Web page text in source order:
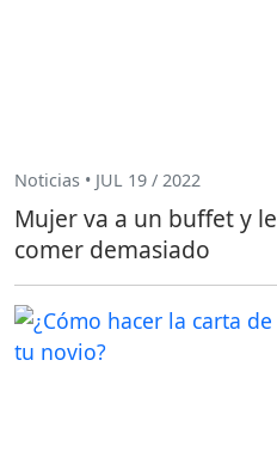
Noticias • JUL 19 / 2022
Mujer va a un buffet y
comer demasiado